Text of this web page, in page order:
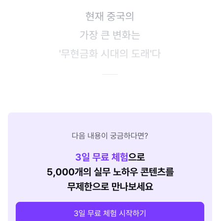
현재 중국의
가장 큰 변화는
'무현금화 시대의 도래'다
다음 내용이 궁금하다면?
3일 무료 체험으로
5,000개의 실무 노하우 콘텐츠를
무제한으로 만나보세요
3일 무료 체험 시작하기